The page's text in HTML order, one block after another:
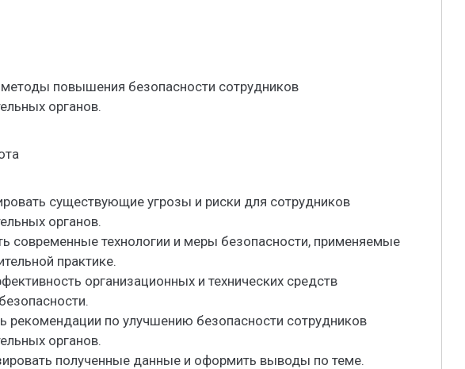
повышения безопасности сотрудников
органов.
существующие угрозы и риски для сотрудников
органов.
современные технологии и меры безопасности, применяемые
практике.
организационных и технических средств
рекомендации по улучшению безопасности сотрудников
органов.
полученные данные и оформить выводы по теме.